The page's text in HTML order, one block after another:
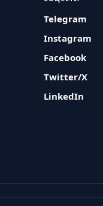
Telegram
Instagram
Facebook
Twitter/X
LinkedIn